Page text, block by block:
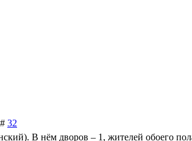
32
В нём дворов – 1, жителей обоего